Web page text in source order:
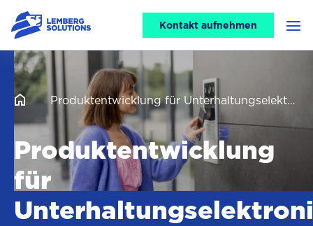
CTA
header
Kontakt aufnehmen
Produktentwicklung für Unterhaltungselektronik
Produktentwicklung
für